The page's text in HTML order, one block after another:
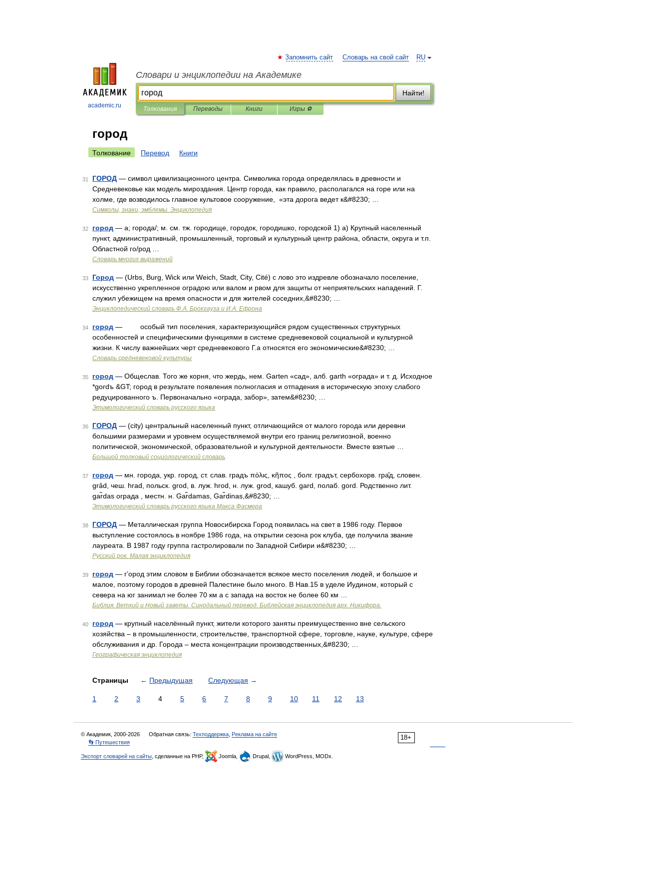
academic.ru
RU
Запомнить сайт Словарь на свой сайт
Словари и энциклопедии на Академике
Найти!
Толкования Переводы Книги Игры ⚽
город
Толкование Перевод Книги
31 ГОРОД — символ цивилизационного центра. Символика города определялась в древности и
Средневековье как модель мироздания. Центр города, как правило, располагался на горе или на
холме, где возводилось главное культовое сооружение, «эта дорога ведет к&#8230; …
Символы, знаки, эмблемы. Энциклопедия
32 город — а; города/; м. см. тж. городище, городок, городишко, городской 1) а) Крупный населенный
пункт, административный, промышленный, торговый и культурный центр района, области, округа и т.п.
Областной го/род …
Словарь многих выражений
33 Город — (Urbs, Burg, Wick или Weich, Stadt, City, Cité) c лово это издревле обозначало поселение,
искусственно укрепленное оградою или валом и рвом для защиты от неприятельских нападений. Г.
служил убежищем на время опасности и для жителей соседних,&#8230; …
Энциклопедический словарь Ф.А. Брокгауза и И.А. Ефрона
34 город — особый тип поселения, характеризующийся рядом существенных структурных
особенностей и специфическими функциями в системе средневековой социальной и культурной
жизни. К числу важнейших черт средневекового Г.а относятся его экономические&#8230; …
Словарь средневековой культуры
35 город — Общеслав. Того же корня, что жердь, нем. Garten «сад», алб. garth «ограда» и т. д. Исходное
*gordъ &GT; город в результате появления полногласия и отпадения в историческую эпоху слабого
редуцированного ъ. Первоначально «ограда, забор», затем&#8230; …
Этимологический словарь русского языка
36 ГОРОД — (city) центральный населенный пункт, отличающийся от малого города или деревни
большими размерами и уровнем осуществляемой внутри его границ религиозной, военно
политической, экономической, образовательной и культурной деятельности. Вместе взятые …
Большой толковый социологический словарь
37 город — мн. города, укр. город, ст. слав. градъ πόλις, κῆπος , болг. градът, сербохорв. гра̑д, словен.
grȃd, чеш. hrad, польск. grod, в. луж. hrod, н. луж. grod, кашуб. gard, полаб. gord. Родственно лит.
gar̃das ограда , местн. н. Gar̃damas, Gar̃dinas,&#8230; …
Этимологический словарь русского языка Макса Фасмера
38 ГОРОД — Металлическая группа Новосибирска Город появилась на свет в 1986 году. Первое
выступление состоялось в ноябре 1986 года, на открытии сезона рок клуба, где получила звание
лауреата. В 1987 году группа гастролировали по Западной Сибири и&#8230; …
Русский рок. Малая энциклопедия
39 город — г’ород этим словом в Библии обозначается всякое место поселения людей, и большое и
малое, поэтому городов в древней Палестине было много. В Нав.15 в уделе Иудином, который с
севера на юг занимал не более 70 км а с запада на восток не более 60 км …
Библия. Ветхий и Новый заветы. Синодальный перевод. Библейская энциклопедия арх. Никифора.
40 город — крупный населённый пункт, жители которого заняты преимущественно вне сельского
хозяйства – в промышленности, строительстве, транспортной сфере, торговле, науке, культуре, сфере
обслуживания и др. Города – места концентрации производственных,&#8230; …
Географическая энциклопедия
Страницы ← Предыдущая Следующая →
1 2 3 4 5 6 7 8 9 10 11 12 13
18+
© Академик, 2000-2026 Обратная связь: Техподдержка Реклама на сайте
👣 Путешествия
Экспорт словарей на сайты , сделанные на PHP, Joomla, Drupal, WordPress, MODx.